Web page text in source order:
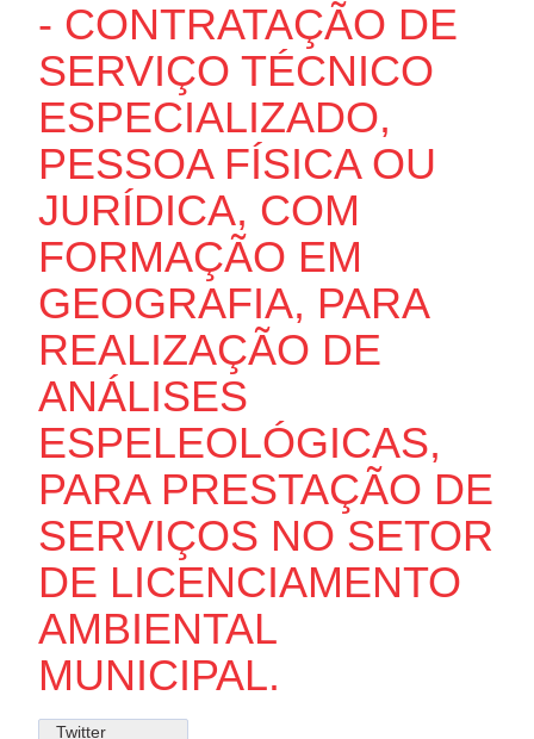
- CONTRATAÇÃO DE
SERVIÇO TÉCNICO
ESPECIALIZADO,
PESSOA FÍSICA OU
JURÍDICA, COM
FORMAÇÃO EM
GEOGRAFIA, PARA
REALIZAÇÃO DE
ANÁLISES
ESPELEOLÓGICAS,
PARA PRESTAÇÃO DE
SERVIÇOS NO SETOR
DE LICENCIAMENTO
AMBIENTAL
MUNICIPAL.
Twitter